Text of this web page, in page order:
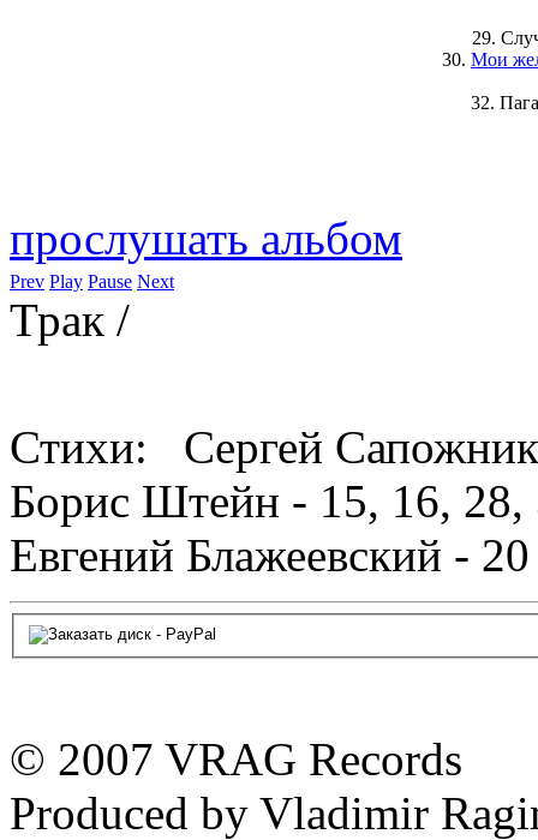
29.
30. Мои
32.
прослушать альбом
Prev Play Pause Next
Трак /
Стихи: Сергей
Борис Штейн - 15, 16,
Евгений Блажеевский - 20
© 2007 VRAG Records
Produced by Vladimir